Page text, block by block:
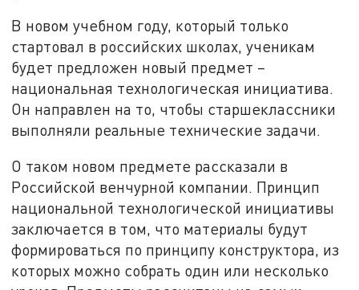
В новом учебном году, который только
стартовал в российских школах, ученикам
будет предложен новый предмет –
национальная технологическая инициатива.
Он направлен на то, чтобы старшеклассники
выполняли реальные технические задачи.
О таком новом предмете рассказали в
Российской венчурной компании. Принцип
национальной технологической инициативы
заключается в том, что материалы будут
формироваться по принципу конструктора, из
которых можно собрать один или несколько